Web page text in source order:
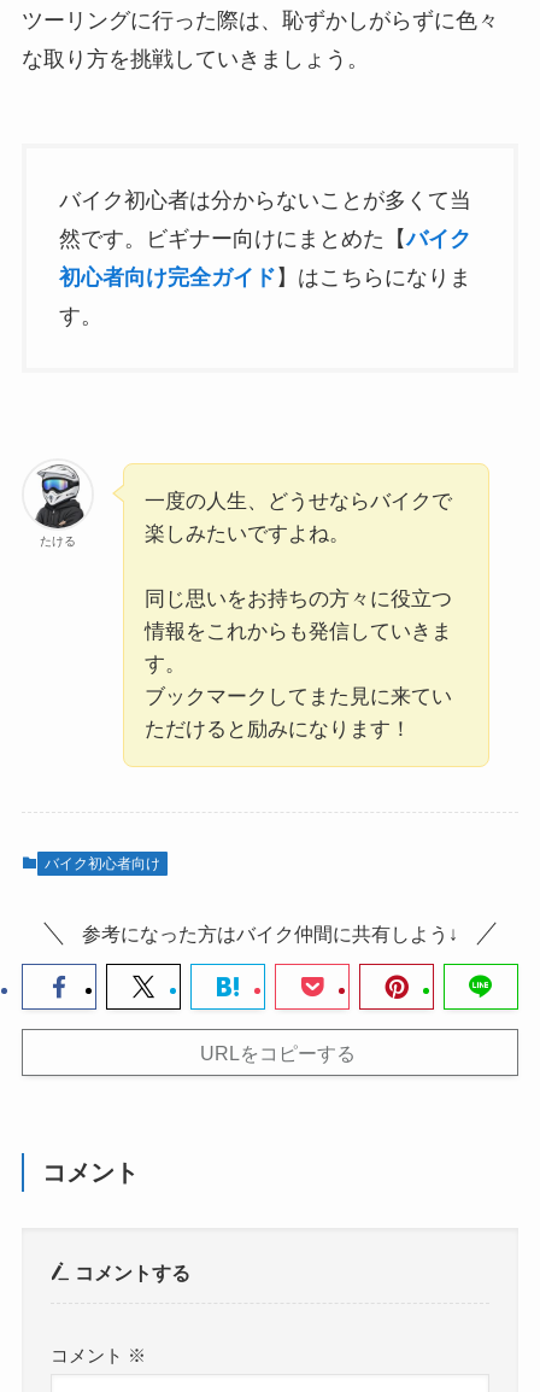
ツーリングに行った際は、恥ずかしがらずに色々
な取り方を挑戦していきましょう。
バイク初心者は分からないことが多くて当
然です。ビギナー向けにまとめた【バイク
初心者向け完全ガイド 】はこちらになりま
す。
たける
一度の人生、どうせならバイクで
楽しみたいですよね。
同じ思いをお持ちの方々に役立つ
情報をこれからも発信していきま
す。
ブックマークしてまた見に来てい
ただけると励みになります！
バイク初心者向け
参考になった方はバイク仲間に共有しよう↓
URLをコピーする
コメント
コメントする
コメント ※